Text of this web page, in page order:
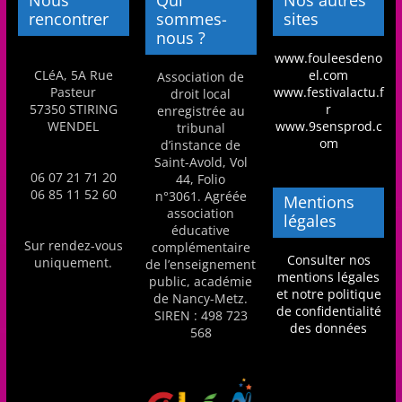
a
n
a
v
e
c
e
C
L
é
A
!
rencontrer
CLéA, 5A Rue
Pasteur
57350 STIRING
WENDEL
06 07 21 71 20
06 85 11 52 60
Sur rendez-vous
uniquement.
sommes-
nous ?
Association de
droit local
enregistrée au
tribunal
d’instance de
Saint-Avold, Vol
44, Folio
n°3061. Agréée
association
éducative
complémentaire
de l’enseignement
public, académie
de Nancy-Metz.
SIREN : 498 723
568
sites
www.fouleesdeno
el.com
www.festivalactu.f
r
www.9sensprod.c
om
Mentions
légales
Consulter nos
mentions légales
et notre politique
de confidentialité
des données